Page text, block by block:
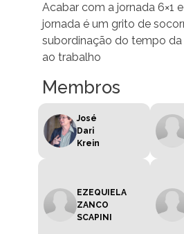
Acabar com a jornada 6×1
jornada é um grito de
subordinação do tempo
ao trabalho
Membros
José
Dari
Krein
EZEQUIELA
ZANCO
SCAPINI